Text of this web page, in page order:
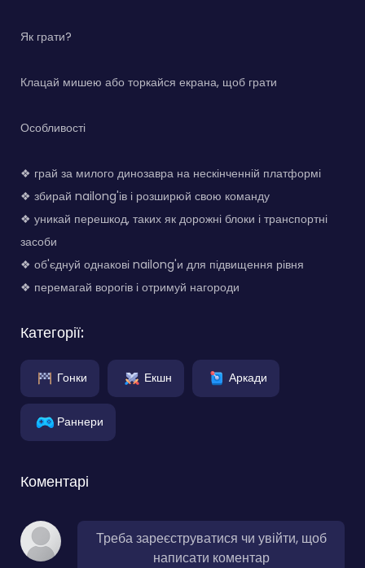
Як грати?
Клацай мишею або торкайся екрана, щоб грати
Особливості
❖ грай за милого динозавра на нескінченній платформі
❖ збирай nailong'ів і розширюй свою команду
❖ уникай перешкод, таких як дорожні блоки і транспортні
засоби
❖ об'єднуй однакові nailong'и для підвищення рівня
❖ перемагай ворогів і отримуй нагороди
Категорії:
Гонки Екшн Аркади
Раннери
Коментарі
Треба зареєструватися чи увійти, щоб
написати коментар